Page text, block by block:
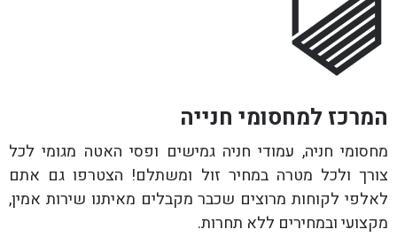
המרכז למחסומי חנייה
מחסומי חניה, עמודי חניה גמישים ופסי האטה מגומי לכל
צורך ולכל מטרה במחיר זול ומשתלם! הצטרפו גם אתם
לאלפי לקוחות מרוצים שכבר מקבלים מאיתנו שירות אמין,
מקצועי ובמחירים ללא תחרות.